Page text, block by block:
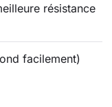
résistance
facilement)